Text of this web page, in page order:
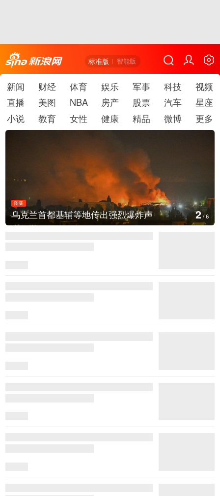
标准版 智能版
新闻 财经 体育 娱乐 军事 科技
视频
直播
美图 NBA 房产 股票 汽车
星座
小说
教育 女性 健康 精品 微博 更多
图集
乌克兰首都基辅等地传出强烈爆炸声 2/6